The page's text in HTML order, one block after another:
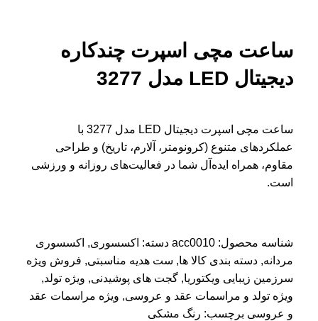
ساعت مچی اسپرت چندکاره
دیجیتال LED مدل 3277
ساعت مچی اسپرت دیجیتال LED مدل 3277 با
عملکردهای متنوع (کرونومتر، آلارم، تاریخ) و طراحی
مقاوم، همراه ایده‌آل شما در فعالیت‌های روزانه و ورزشی
است.
شناسه محصول: acc0010 دسته: اکسسوری, اکسسوری
مردانه, دسته بندی کالا ها, ست هدیه مناسبتی, فروش ویژه
سرزمین زیبایی ویکتوریا, گجت های پوشیدنی, ویژه تولد,
ویژه تولد و مراسمات عقد و عروسی, ویژه مراسمات عقد
و عروسی برچسب: رنگ مشکی